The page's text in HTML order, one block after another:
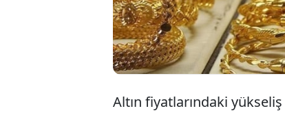
Altın fiyatlarındaki